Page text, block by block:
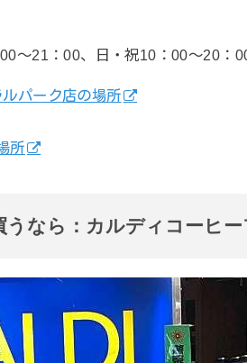
～21：00、日・祝10：00～20：
パーク店の場所
所
うなら：カルディコーヒー